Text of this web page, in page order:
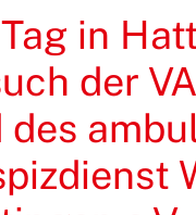
in
der
des